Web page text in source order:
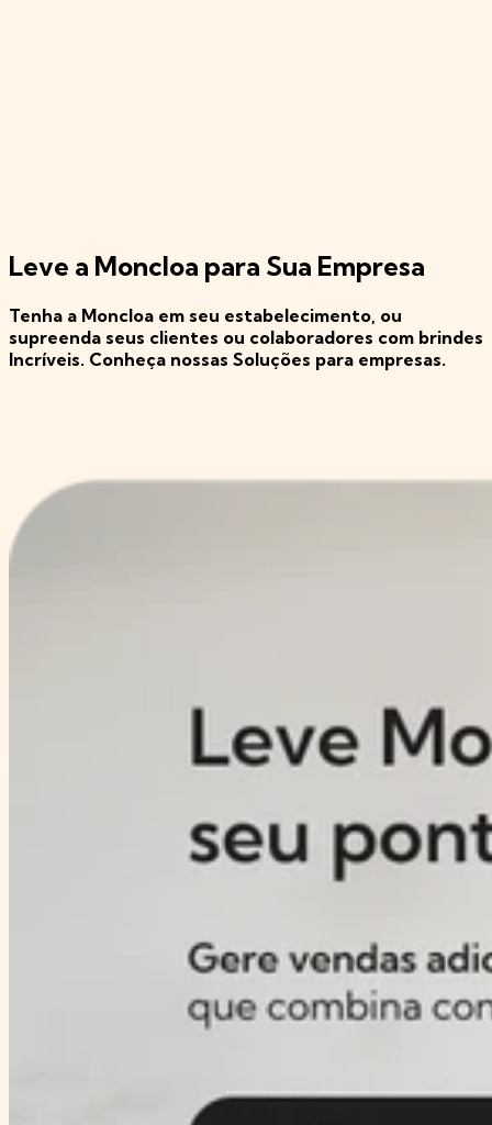
Leve a Moncloa para Sua Empresa
Tenha a Moncloa em seu estabelecimento, ou
supreenda seus clientes ou colaboradores com brindes
Incríveis. Conheça nossas Soluções para empresas.